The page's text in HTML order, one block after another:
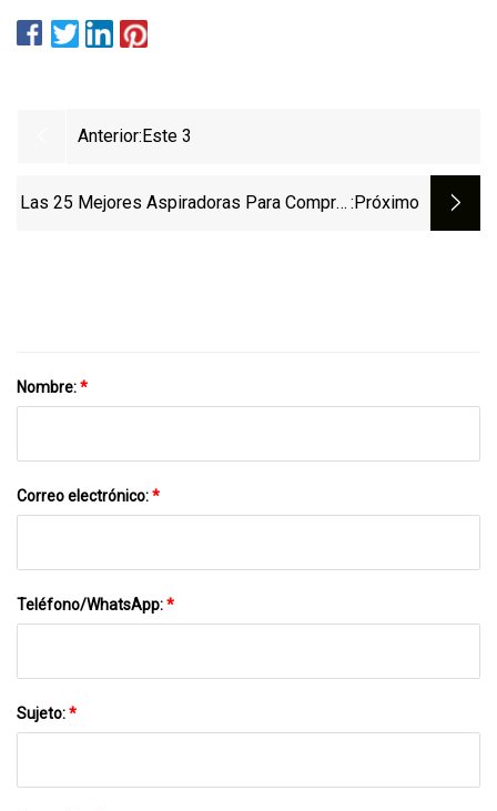
Anterior: Este 3
Las 25 Mejores Aspiradoras Para Comprar :próximo
Nombre:*
Correo electrónico:*
Teléfono/WhatsApp:*
Sujeto:*